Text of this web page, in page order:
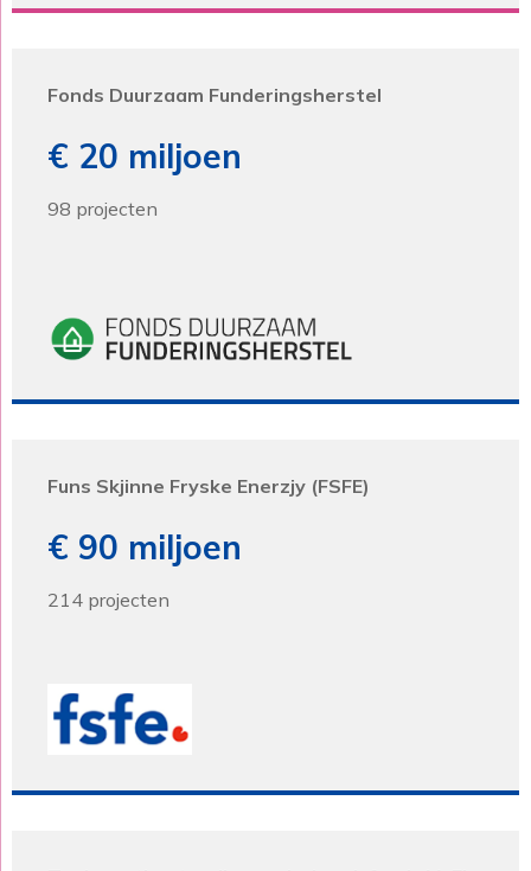
Fonds Duurzaam Funderingsherstel
€ 20 miljoen
98 projecten
Funs Skjinne Fryske Enerzjy (FSFE)
€ 90 miljoen
214 projecten